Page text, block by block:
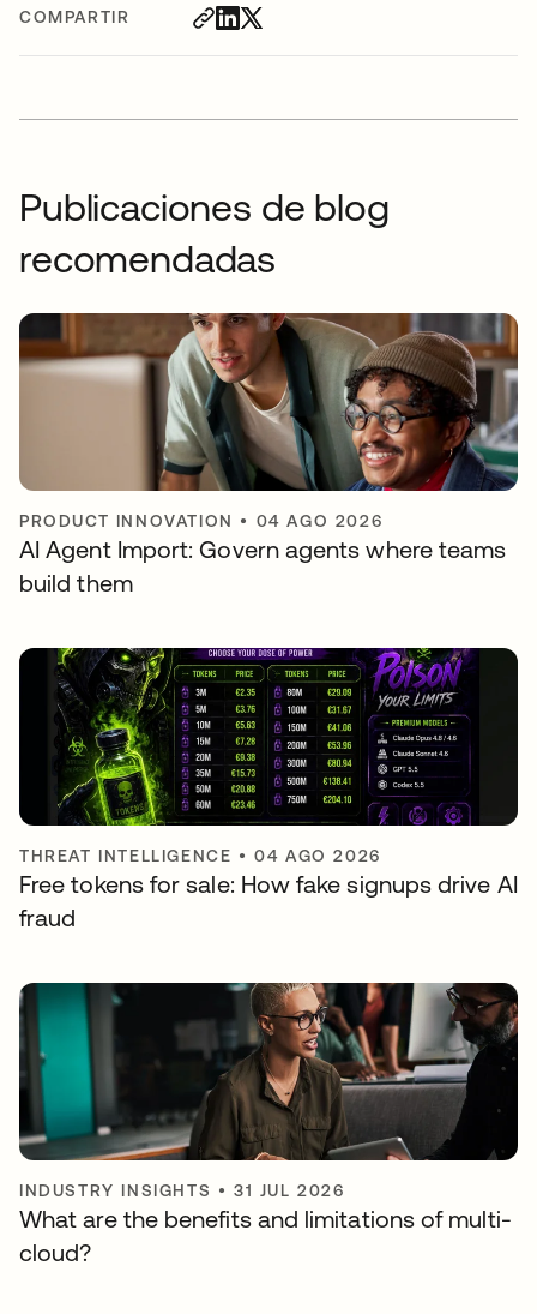
COMPARTIR
Publicaciones de blog
recomendadas
PRODUCT INNOVATION • 04 AGO 2026
AI Agent Import: Govern agents where teams
build them
THREAT INTELLIGENCE •04 AGO 2026
Free tokens for sale: How fake signups drive AI
fraud
INDUSTRY INSIGHTS •31 JUL 2026
What are the benefits and limitations of multi-
cloud?